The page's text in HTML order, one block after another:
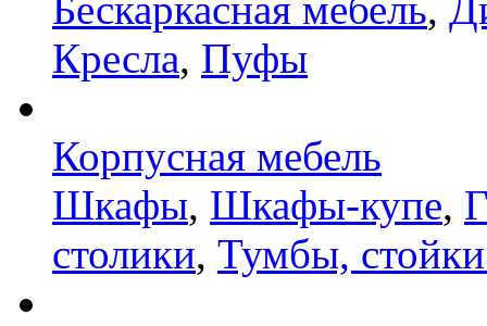
Кресла, Пуфы
Корпусная мебель
Шкафы, Шкафы-купе,
столики, Тумбы,